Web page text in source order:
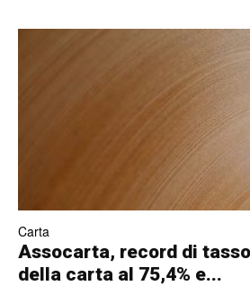
Carta
Assocarta, record di
della carta al 75,4% e...